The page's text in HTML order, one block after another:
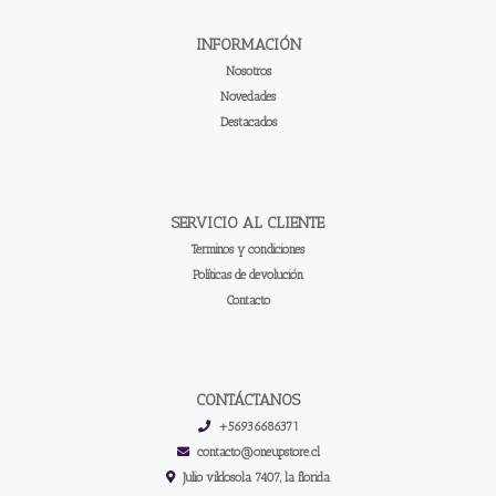
INFORMACIÓN
Nosotros
Novedades
Destacados
SERVICIO AL CLIENTE
Terminos y condiciones
Políticas de devolución
Contacto
CONTÁCTANOS
+56936686371
contacto@oneupstore.cl
Julio vildosola 7407, la florida